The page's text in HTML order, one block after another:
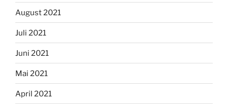
August 2021
Juli 2021
Juni 2021
Mai 2021
April 2021